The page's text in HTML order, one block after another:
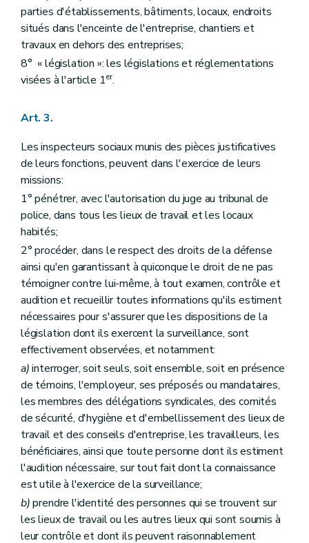
parties d'établissements, bâtiments, locaux, endroits
situés dans l'enceinte de l'entreprise, chantiers et
travaux en dehors des entreprises;
8° « législation »: les législations et réglementations
visées à l'article 1er.
Art. 3.
Les inspecteurs sociaux munis des pièces justificatives
de leurs fonctions, peuvent dans l'exercice de leurs
missions:
1° pénétrer, avec l'autorisation du juge au tribunal de
police, dans tous les lieux de travail et les locaux
habités;
2° procéder, dans le respect des droits de la défense
ainsi qu'en garantissant à quiconque le droit de ne pas
témoigner contre lui-même, à tout examen, contrôle et
audition et recueillir toutes informations qu'ils estiment
nécessaires pour s'assurer que les dispositions de la
législation dont ils exercent la surveillance, sont
effectivement observées, et notamment:
a)interroger, soit seuls, soit ensemble, soit en présence
de témoins, l'employeur, ses préposés ou mandataires,
les membres des délégations syndicales, des comités
de sécurité, d'hygiène et d'embellissement des lieux de
travail et des conseils d'entreprise, les travailleurs, les
bénéficiaires, ainsi que toute personne dont ils estiment
l'audition nécessaire, sur tout fait dont la connaissance
est utile à l'exercice de la surveillance;
b)prendre l'identité des personnes qui se trouvent sur
les lieux de travail ou les autres lieux qui sont soumis à
leur contrôle et dont ils peuvent raisonnablement